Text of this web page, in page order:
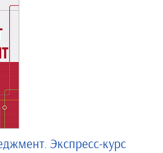
Экспресс-курс